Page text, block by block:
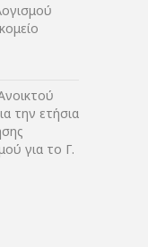
την ετήσια
για το Γ.